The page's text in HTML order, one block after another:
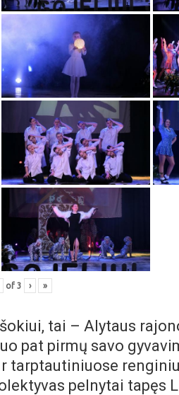
of 3 › »
tai – Alytaus
pat pirmų savo
tarptautiniuose
pelnytai tapęs